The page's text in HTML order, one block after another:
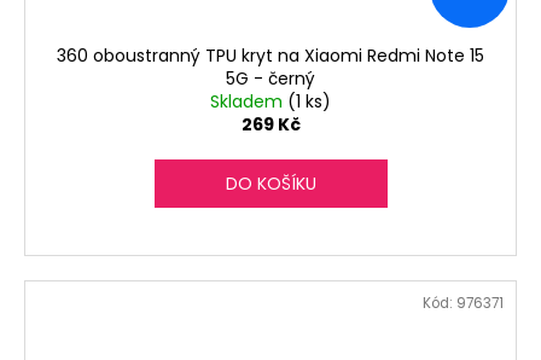
360 oboustranný TPU kryt na Xiaomi Redmi Note 15
5G - černý
Skladem (1 ks)
269 Kč
DO KOŠÍKU
Kód: 976371